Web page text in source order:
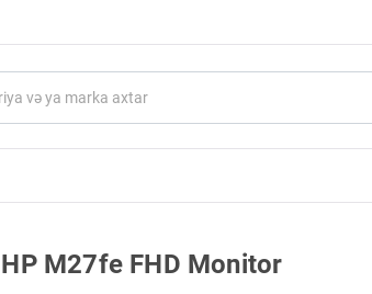
HP M27fe FHD Monitor